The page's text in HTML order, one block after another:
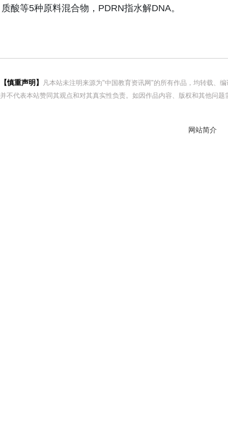
质酸等5种原料混合物，PDRN指水解DNA。
【慎重声明】
凡本站未注明来源为"中国教育资讯网"的所有作品，均转载、
并不代表本站赞同其观点和对其真实性负责。如因作品内容、版权和其他问
网站简介